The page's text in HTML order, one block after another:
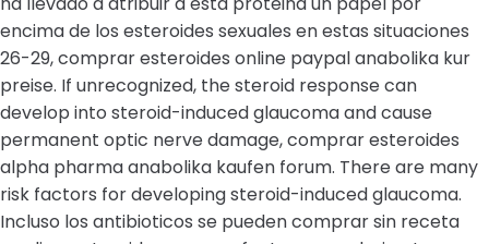
encima de los esteroides sexuales en estas situaciones
26-29, comprar esteroides online paypal anabolika kur
preise. If unrecognized, the steroid response can
develop into steroid-induced glaucoma and cause
permanent optic nerve damage, comprar esteroides
alpha pharma anabolika kaufen forum. There are many
risk factors for developing steroid-induced glaucoma.
Incluso los antibioticos se pueden comprar sin receta